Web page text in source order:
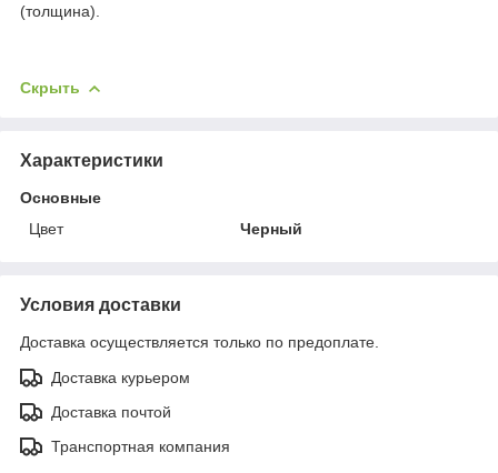
(толщина).
Скрыть
Характеристики
Основные
Цвет
Черный
Условия доставки
Доставка осуществляется только по предоплате.
Доставка курьером
Доставка почтой
Транспортная компания